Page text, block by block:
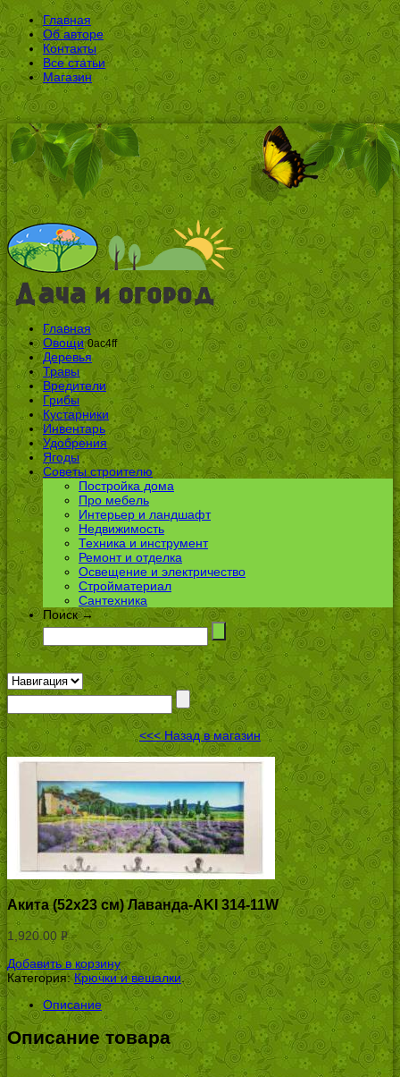
Главная
Об авторе
Контакты
Все статьи
Магазин
Главная
Овощи 0ac4ff
Деревья
Травы
Вредители
Грибы
Кустарники
Инвентарь
Удобрения
Ягоды
Советы строителю
Постройка дома
Про мебель
Интерьер и ландшафт
Недвижимость
Техника и инструмент
Ремонт и отделка
Освещение и электричество
Стройматериал
Сантехника
Поиск →
<<< Назад в магазин
Акита (52х23 см) Лаванда-AKI 314-11W
1,920.00 Р
УБ.
Добавить в корзину
Категория:Крючки и вешалки.
Описание
Описание товара